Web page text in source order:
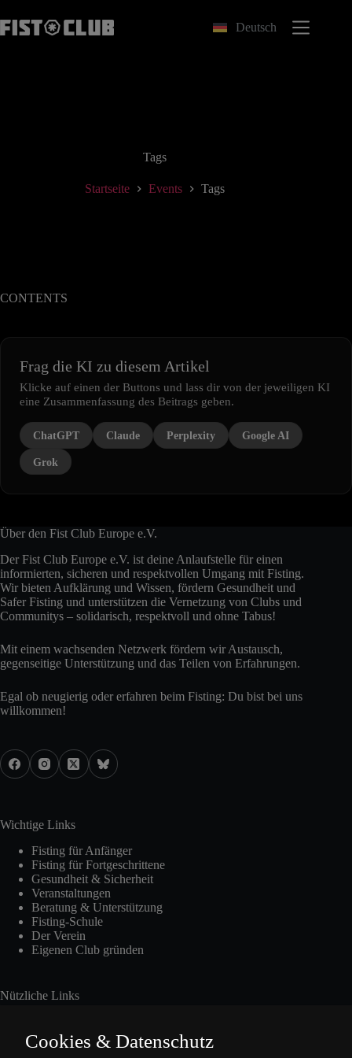
Inhalt
springen
Deutsch
Tags
Startseite Events Tags
CONTENTS
Frag die KI zu diesem Artikel
Klicke auf einen der Buttons und lass dir von der jeweiligen KI
eine Zusammenfassung des Beitrags geben.
ChatGPT Claude Perplexity Google AI
Grok
Über den Fist Club Europe e.V.
Der Fist Club Europe e.V. ist deine Anlaufstelle für einen
informierten, sicheren und respektvollen Umgang mit Fisting.
Wir bieten Aufklärung und Wissen, fördern Gesundheit und
Safer Fisting und unterstützen die Vernetzung von Clubs und
Communitys – solidarisch, respektvoll und ohne Tabus!
Mit einem wachsenden Netzwerk fördern wir Austausch,
gegenseitige Unterstützung und das Teilen von Erfahrungen.
Egal ob neugierig oder erfahren beim Fisting: Du bist bei uns
willkommen!
Wichtige Links
Fisting für Anfänger
Fisting für Fortgeschrittene
Gesundheit & Sicherheit
Veranstaltungen
Beratung & Unterstützung
Fisting-Schule
Der Verein
Eigenen Club gründen
Nützliche Links
Cookies & Datenschutz